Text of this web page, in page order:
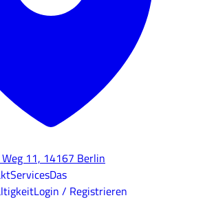
11, 14167 Berlin
ServicesDas
Login / Registrieren